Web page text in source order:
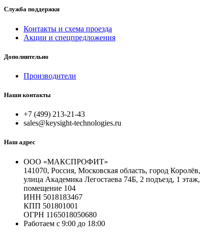
Служба поддержки
Контакты и схема проезда
Акции и спецпредложения
Дополнительно
Производители
Наши контакты
+7 (499) 213-21-43
sales@keysight-technologies.ru
Наш адрес
ООО «МАКСПРОФИТ»
141070, Россия, Московская область, город Королёв,
улица Академика Легостаева 74Б, 2 подъезд, 1 этаж,
помещение 104
ИНН 5018183467
КПП 501801001
ОГРН 1165018050680
Работаем с 9:00 до 18:00